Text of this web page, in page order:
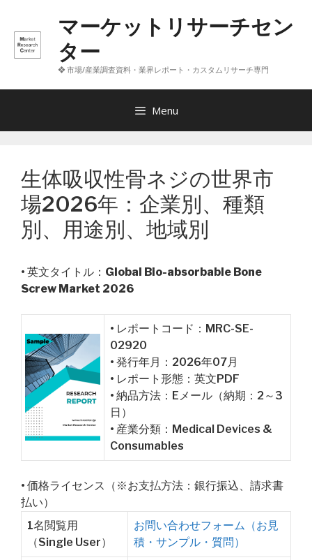
へ
マーケットリサーチセン
ター
❖ 市場/産業調査資料・業界レポート・カスタムリサーチ専門
Menu
生体吸収性骨ネジの世界市
場2026年：企業別、種類
別、用途別、地域別
• 英文タイトル： Global Bio-absorbable Bone
Screw Market 2026
• レポートコード：MRC-SE-
02920
• 発行年月：2026年07月
• レポート形態：英文PDF
• 納品方法：Eメール（納期：2～3
日）
• 産業分類：Medical Devices &
Consumables
• 価格ライセンス（※お支払方法：銀行振込、請求書
払い）
1名閲覧用
（Single User）
お問い合わせフォーム（お見
積・サンプル・質問）